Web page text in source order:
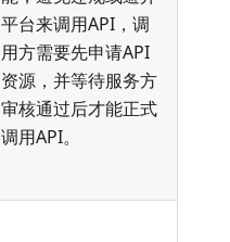
平台来调用API，调
用方需要先申请API
资源，并等待服务方
审核通过后才能正式
调用API。